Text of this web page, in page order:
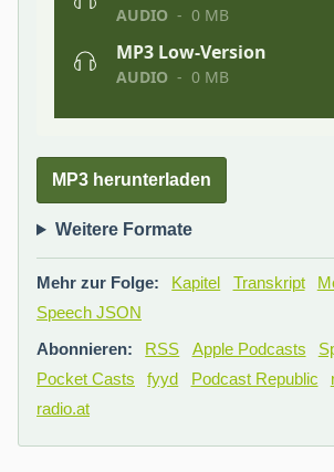
MP3 herunterladen
Weitere Formate
Mehr zur Folge: Kapitel Transkript
Speech JSON
Abonnieren:
RSS Apple Podcasts
Pocket Casts
fyyd Podcast Republic
radio.at